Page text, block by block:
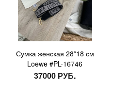
Сумка женская 28*18 см
Loewe #PL-16746
37000 РУБ.